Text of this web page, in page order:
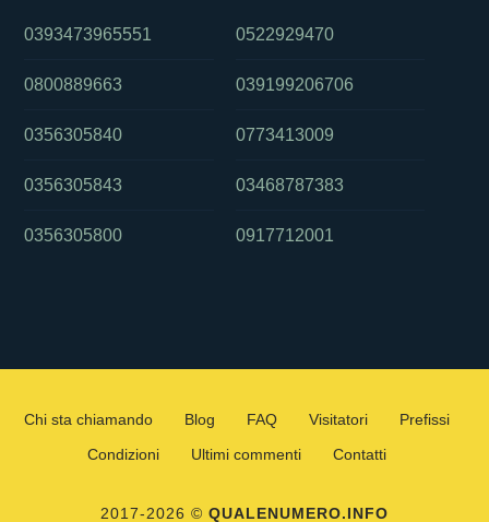
0393473965551
0800889663
0356305840
0356305843
0356305800
0522929470
039199206706
0773413009
03468787383
0917712001
Chi sta chiamando Blog FAQ Visitatori
Prefissi
Condizioni
Ultimi commenti Contatti
2017-2026 © QUALENUMERO.INFO